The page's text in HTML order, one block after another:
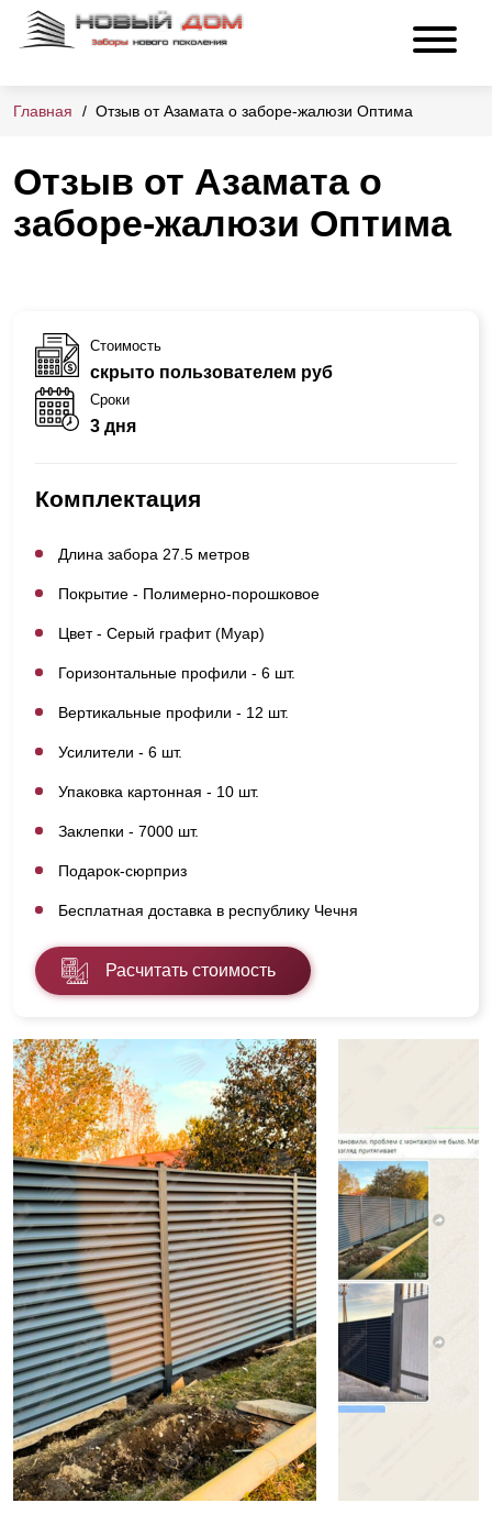
Главная Отзыв от Азамата о заборе-жалюзи Оптима
Отзыв от Азамата о
заборе-жалюзи Оптима
Стоимость
скрыто пользователем руб
Сроки
3 дня
Комплектация
Длина забора 27.5 метров
Покрытие - Полимерно-порошковое
Цвет - Серый графит (Муар)
Горизонтальные профили - 6 шт.
Вертикальные профили - 12 шт.
Усилители - 6 шт.
Упаковка картонная - 10 шт.
Заклепки - 7000 шт.
Подарок-сюрприз
Бесплатная доставка в республику Чечня
Расчитать стоимость